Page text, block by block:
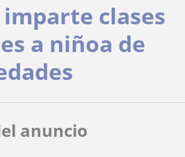
clases
a niñoa de
anuncio